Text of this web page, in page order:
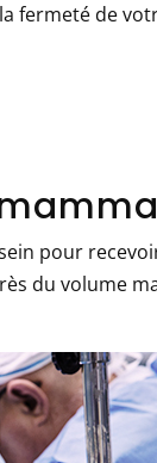
fermeté de
pour
du volume